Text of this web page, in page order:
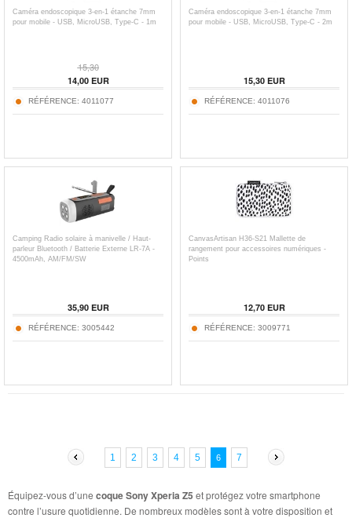
Caméra endoscopique 3-en-1 étanche 7mm
pour mobile - USB, MicroUSB, Type-C - 1m
15,30
14,00EUR
RÉFÉRENCE: 4011077
Caméra endoscopique 3-en-1 étanche 7mm
pour mobile - USB, MicroUSB, Type-C - 2m
15,30EUR
RÉFÉRENCE: 4011076
Camping Radio solaire à manivelle / Haut-
parleur Bluetooth / Batterie Externe LR-7A -
4500mAh, AM/FM/SW
35,90EUR
RÉFÉRENCE: 3005442
CanvasArtisan H36-S21 Mallette de
rangement pour accessoires numériques -
Points
12,70EUR
RÉFÉRENCE: 3009771
1 2 3 4 5 6 7
Équipez-vous d’une coque Sony Xperia Z5 et protégez votre smartphone
contre l’usure quotidienne. De nombreux modèles sont à votre disposition et